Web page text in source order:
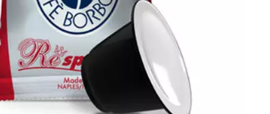
ROSSA (RED)